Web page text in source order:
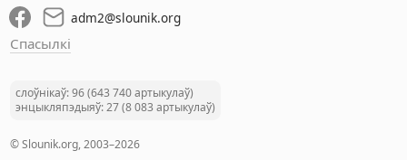
adm2@slounik.org
Спасылкі
слоўнікаў: 96 (643 740 артыкулаў)
энцыкляпэдыяў: 27 (8 083 артыкулаў)
© Slounik.org, 2003–2026